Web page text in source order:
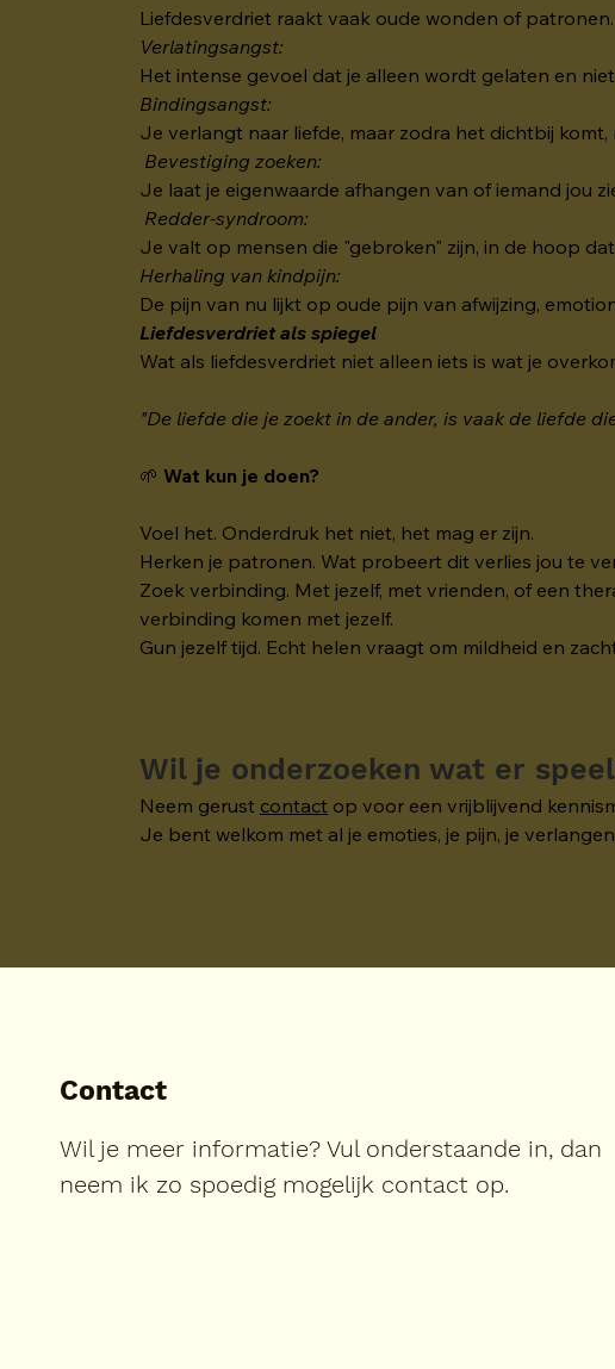
Liefdesverdriet raakt vaak oude wonden of
Verlatingsangst:
Het intense gevoel dat je alleen wordt gelaten en
Bindingsangst:
Je verlangt naar liefde, maar zodra het dichtbij komt,
Bevestiging zoeken:
Je laat je eigenwaarde afhangen van of iemand jou
Redder-syndroom:
Je valt op mensen die "gebroken" zijn, in de hoop
Herhaling van kindpijn:
De pijn van nu lijkt op oude pijn van afwijzing,
Liefdesverdriet als spiegel
Wat als liefdesverdriet niet alleen iets is wat je
"De liefde die je zoekt in de ander, is vaak de liefde
🌱 Wat kun je doen?
Voel het. Onderdruk het niet, het mag er zijn.
Herken je patronen. Wat probeert dit verlies jou te
Zoek verbinding. Met jezelf, met vrienden, of een
verbinding komen met jezelf.
Gun jezelf tijd. Echt helen vraagt om mildheid en
Wil je onderzoeken wat er
Neem gerust contact op voor een vrijblijvend
Je bent welkom met al je emoties, je pijn, je
Contact
Wil je meer informatie? Vul onderstaande in, dan
neem ik zo spoedig mogelijk contact op.